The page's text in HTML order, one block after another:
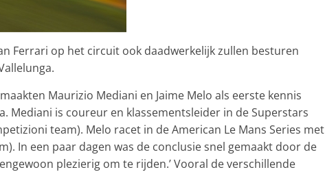
Ferrari op het circuit ook daadwerkelijk zullen besturen
Maurizio Mediani en Jaime Melo als eerste kennis
Mediani is coureur en klassementsleider in de Superstars
team). Melo racet in de American Le Mans Series met
In een paar dagen was de conclusie snel gemaakt door de
plezierig om te rijden.’ Vooral de verschillende